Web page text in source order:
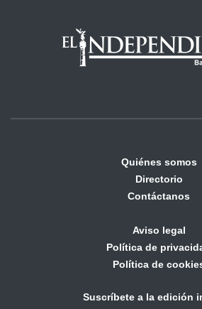
Quiénes somos
Directorio
Contáctanos
Aviso legal
Política de
Política de
Suscríbete a la edición